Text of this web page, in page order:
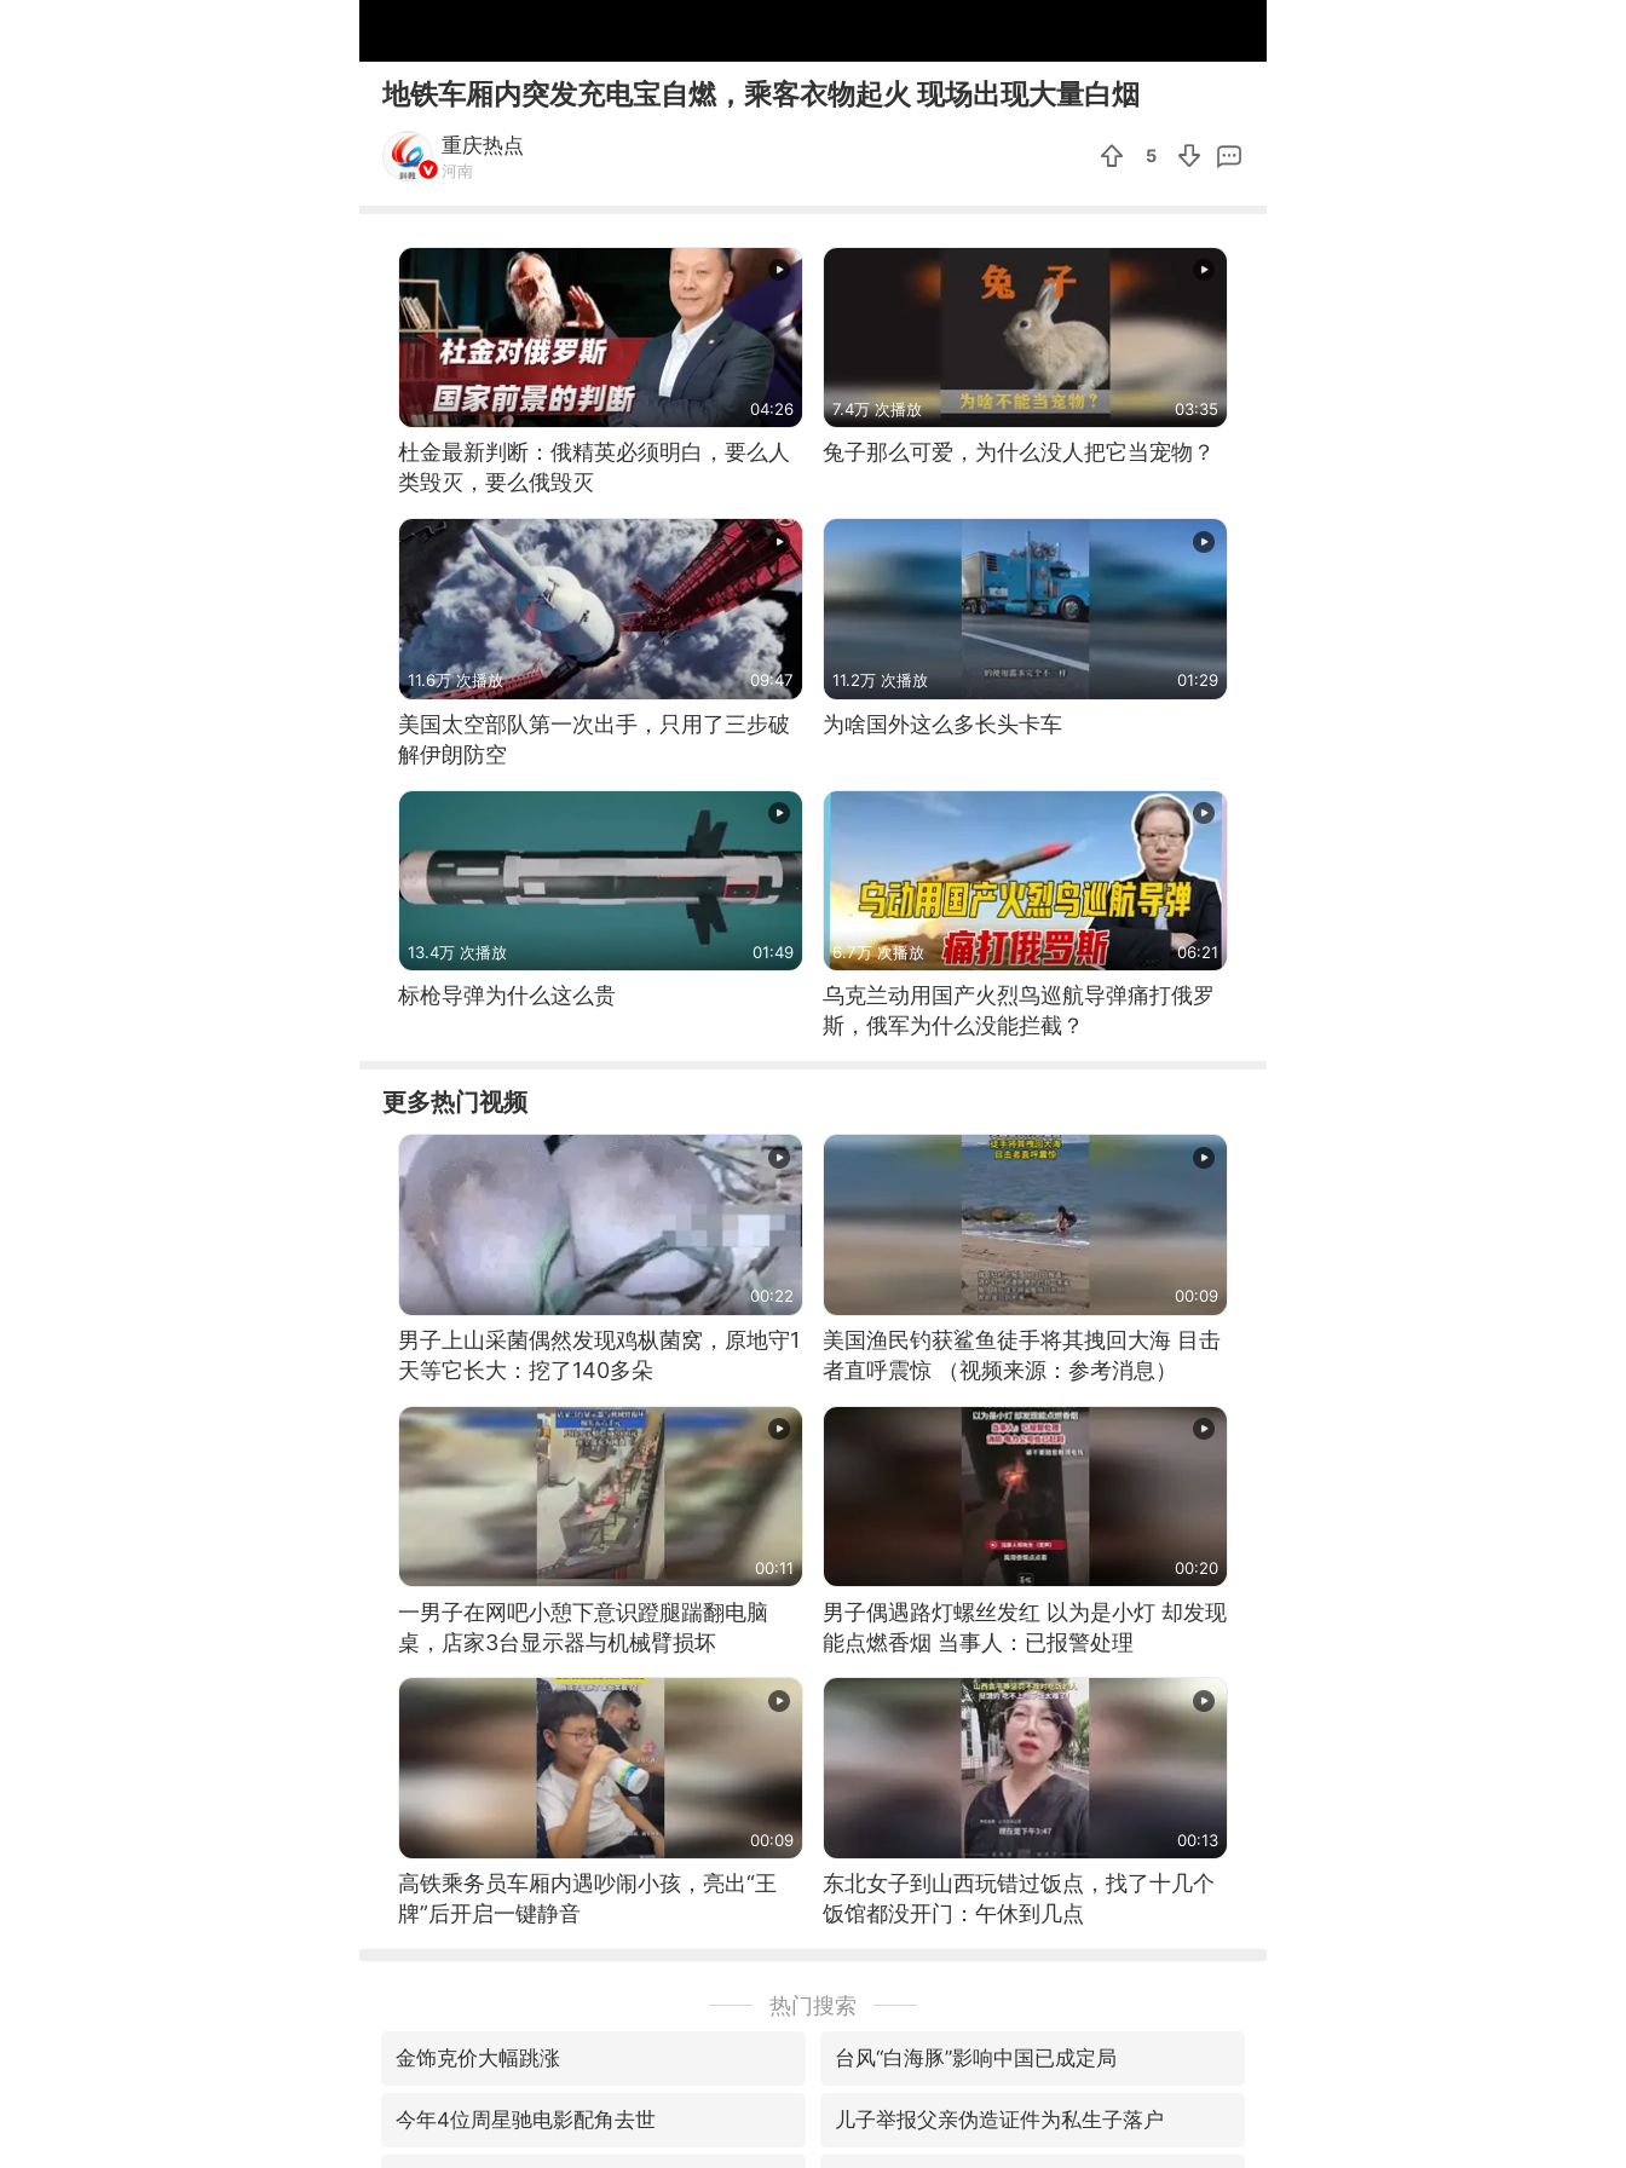
地铁车厢内突发充电宝自燃，乘客衣物起火 现场出现大量白烟
重庆热点
河南
5
04:26
杜金最新判断：俄精英必须明白，要么人
类毁灭，要么俄毁灭
7.4万 次播放 03:35
兔子那么可爱，为什么没人把它当宠物？
11.6万 次播放 09:47
美国太空部队第一次出手，只用了三步破
解伊朗防空
11.2万 次播放 01:29
为啥国外这么多长头卡车
13.4万 次播放 01:49
标枪导弹为什么这么贵
6.7万 次播放 06:21
乌克兰动用国产火烈鸟巡航导弹痛打俄罗
斯，俄军为什么没能拦截？
更多热门视频
00:22
男子上山采菌偶然发现鸡枞菌窝，原地守1
天等它长大：挖了140多朵
00:09
美国渔民钓获鲨鱼徒手将其拽回大海 目击
者直呼震惊 （视频来源：参考消息）
00:11
一男子在网吧小憩下意识蹬腿踹翻电脑
桌，店家3台显示器与机械臂损坏
00:20
男子偶遇路灯螺丝发红 以为是小灯 却发现
能点燃香烟 当事人：已报警处理
00:09
高铁乘务员车厢内遇吵闹小孩，亮出“王
牌”后开启一键静音
00:13
东北女子到山西玩错过饭点，找了十几个
饭馆都没开门：午休到几点
热门搜索
金饰克价大幅跳涨 台风“白海豚”影响中国已成定局
今年4位周星驰电影配角去世 儿子举报父亲伪造证件为私生子落户